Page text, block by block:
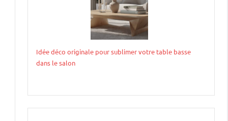
Idée déco originale pour sublimer votre table basse
dans le salon